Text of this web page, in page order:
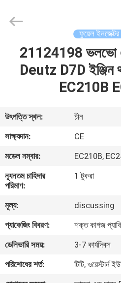
আমাদের
সম্পর্কে
কারখানা
ভ্রমণ
মান
নিয়ন্ত্রণ
যোগাযোগ
Management
Services
Reserved.
ফুয়েল ইনজেক্টর
21124198 ভলভো
Deutz D7D ইঞ্জিন
EC210B
উৎপত্তি স্থল:
চীন
সাক্ষ্যদান:
CE
মডেল নম্বার:
EC210B,
ন্যূনতম চাহিদার
পরিমাণ:
1 টুকরা
মূল্য:
discussing
প্যাকেজিং বিবরণ:
শক্ত কাগজ
ডেলিভারি সময়:
3-7 কার্যদিবস
পরিশোধের শর্ত:
টিটি, ওয়েস্টার্ন